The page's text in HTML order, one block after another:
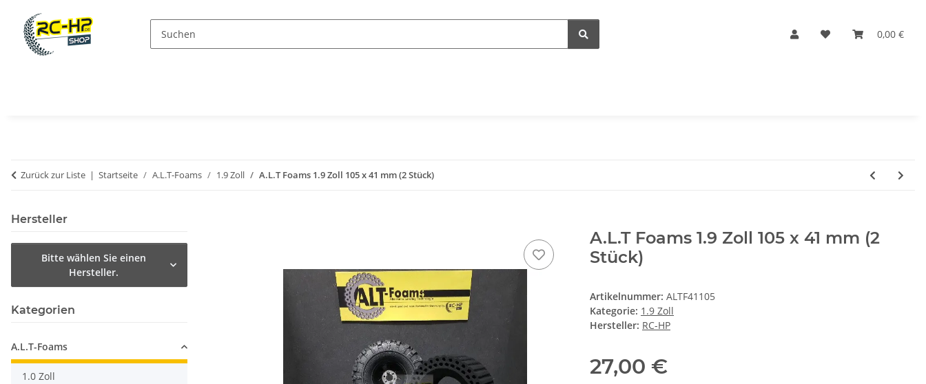
0,00 €
Zurück zur Liste Startseite A.L.T-Foams 1.9 Zoll A.L.T Foams 1.9 Zoll 105 x 41 mm (2 Stück)
A.L.T Foams 1.9 Zoll 105 x 41 mm (2
Stück)
Artikelnummer: ALTF41105
Kategorie: 1.9 Zoll
Hersteller: RC-HP
27,00 €
Hersteller
Bitte wählen Sie einen
Hersteller.
Kategorien
A.L.T-Foams
1.0 Zoll